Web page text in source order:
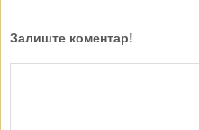
Залиште коментар!